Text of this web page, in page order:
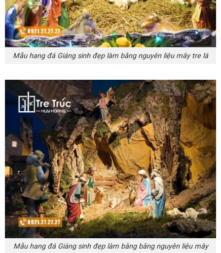
Mẫu hang đá Giáng sinh đẹp làm bằng nguyên liệu mây tre lá
Mẫu hang đá Giáng sinh đẹp làm bằng bằng nguyên liệu mây